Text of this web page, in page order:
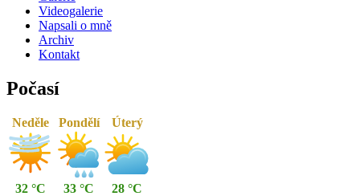
Videogalerie
Napsali o mně
Archiv
Kontakt
Počasí
Neděle
32 °C
Pondělí
33 °C
Úterý
28 °C